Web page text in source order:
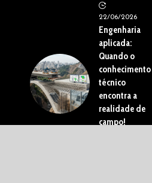
22/06/2026
Engenharia
aplicada:
Quando o
conhecimento
técnico
encontra a
realidade de
campo!